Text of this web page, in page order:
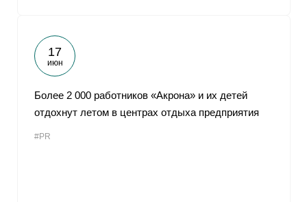
17
июн
Более 2 000 работников «Акрона» и их детей
отдохнут летом в центрах отдыха предприятия
#PR